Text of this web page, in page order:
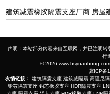
声明：本站部分内容来自互联网，并已注明
行
© 2026
冀ICP备
友情链接：
建筑隔震支座 建筑减隔震 高阻尼
铅芯隔震支座 铅芯橡胶支座 HDR隔震支座